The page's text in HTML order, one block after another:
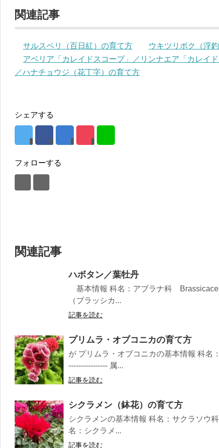
関連記事
サルスベリ（百日紅）の育て方
ウキツリボク（浮
アベリア「カレイドスコープ」／リンナエア「カレイ
／ハナチョウジ（花丁字）の育て方
シェアする
フォローする
関連記事
ハボタン／葉牡丹
基本情報 科名：アブラナ科
（ブラッシカ...
記事を読む
プリムラ・オブコニカの育て方
が プリムラ・オブコニカの基本情報 科
---------------- 属...
記事を読む
シクラメン（鉢花）の育て方
シクラメンの基本情報 科名：サクラソウ
名：シクラメ...
記事を読む